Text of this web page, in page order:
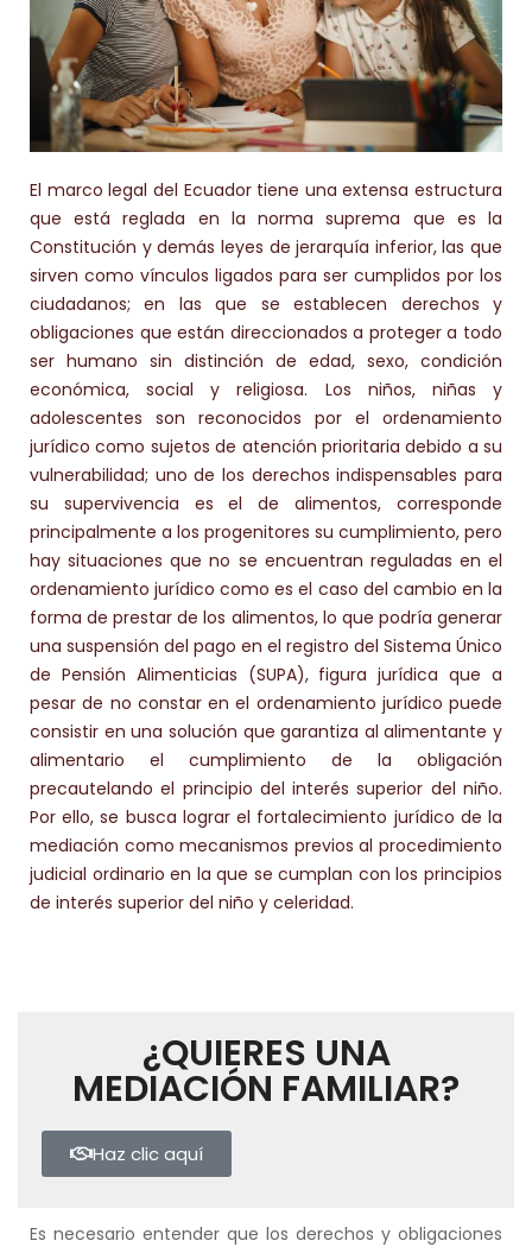
El marco legal del Ecuador tiene una extensa estructura
que está reglada en la norma suprema que es la
Constitución y demás leyes de jerarquía inferior, las que
sirven como vínculos ligados para ser cumplidos por los
ciudadanos; en las que se establecen derechos y
obligaciones que están direccionados a proteger a todo
ser humano sin distinción de edad, sexo, condición
económica, social y religiosa. Los niños, niñas y
adolescentes son reconocidos por el ordenamiento
jurídico como sujetos de atención prioritaria debido a su
vulnerabilidad; uno de los derechos indispensables para
su supervivencia es el de alimentos, corresponde
principalmente a los progenitores su cumplimiento, pero
hay situaciones que no se encuentran reguladas en el
ordenamiento jurídico como es el caso del cambio en la
forma de prestar de los alimentos, lo que podría generar
una suspensión del pago en el registro del Sistema Único
de Pensión Alimenticias (SUPA), figura jurídica que a
pesar de no constar en el ordenamiento jurídico puede
consistir en una solución que garantiza al alimentante y
alimentario el cumplimiento de la obligación
precautelando el principio del interés superior del niño.
Por ello, se busca lograr el fortalecimiento jurídico de la
mediación como mecanismos previos al procedimiento
judicial ordinario en la que se cumplan con los principios
de interés superior del niño y celeridad.
¿QUIERES UNA
MEDIACIÓN FAMILIAR?
Haz clic aquí
Es necesario entender que los derechos y obligaciones